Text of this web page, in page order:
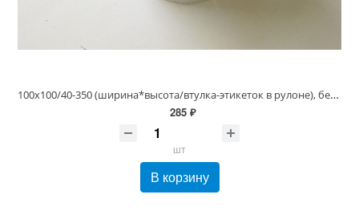
100х100/40-350 (ширина*высота/втулка-этикеток в рулоне), белая Этикетки самоклеющиеся термоЭКО
285 ₽
шт
В корзину